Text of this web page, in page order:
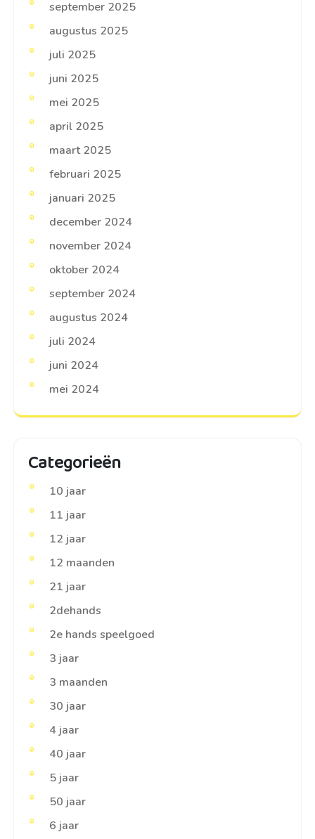
september 2025
augustus 2025
juli 2025
juni 2025
mei 2025
april 2025
maart 2025
februari 2025
januari 2025
december 2024
november 2024
oktober 2024
september 2024
augustus 2024
juli 2024
juni 2024
mei 2024
Categorieën
10 jaar
11 jaar
12 jaar
12 maanden
21 jaar
2dehands
2e hands speelgoed
3 jaar
3 maanden
30 jaar
4 jaar
40 jaar
5 jaar
50 jaar
6 jaar